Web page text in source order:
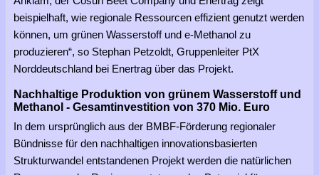
beispielhaft, wie regionale Ressourcen effizient genutzt werden
können, um grünen Wasserstoff und e-Methanol zu
produzieren“, so Stephan Petzoldt, Gruppenleiter PtX
Norddeutschland bei Enertrag über das Projekt.
Nachhaltige Produktion von grünem Wasserstoff und
Methanol - Gesamtinvestition von 370 Mio. Euro
In dem ursprünglich aus der BMBF-Förderung regionaler
Bündnisse für den nachhaltigen innovationsbasierten
Strukturwandel entstandenen Projekt werden die natürlichen